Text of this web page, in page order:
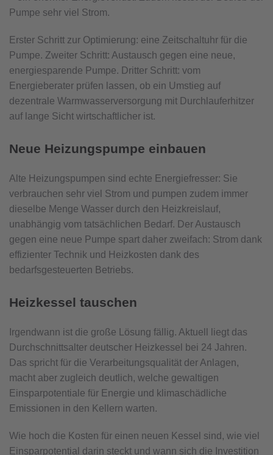
Pumpe sehr viel Strom.
Erster Schritt zur Optimierung: eine Zeitschaltuhr für die
Pumpe. Zweiter Schritt: Austausch gegen eine neue,
energiesparende Pumpe. Dritter Schritt: vom
Energieberater prüfen lassen, ob ein Umstieg auf
dezentrale Warmwasserversorgung mit Durchlauferhitzer
auf lange Sicht wirtschaftlicher ist.
Neue Heizungspumpe einbauen
Alte Heizungspumpen sind echte Energiefresser: Sie
verbrauchen sehr viel Strom und pumpen zudem immer
dieselbe Menge Wasser durch den Heizkreislauf,
unabhängig vom tatsächlichen Bedarf. Der Austausch
gegen eine neue Pumpe spart daher zweifach: Strom dank
effizienter Technik und Heizkosten dank des
bedarfsgesteuerten Betriebs.
Heizkessel tauschen
Irgendwann ist die große Lösung fällig. Aktuell liegt das
Durchschnittsalter deutscher Heizkessel bei 24 Jahren.
Das spricht für die Verarbeitungsqualität der Anlagen,
macht aber zugleich deutlich, welche gewaltigen
Einsparpotentiale für Energie und klimaschädliche
Emissionen in den Kellern warten.
Wie hoch die Kosten für einen neuen Kessel sind, wie viel
Einsparpotential darin steckt und wann sich die Investition